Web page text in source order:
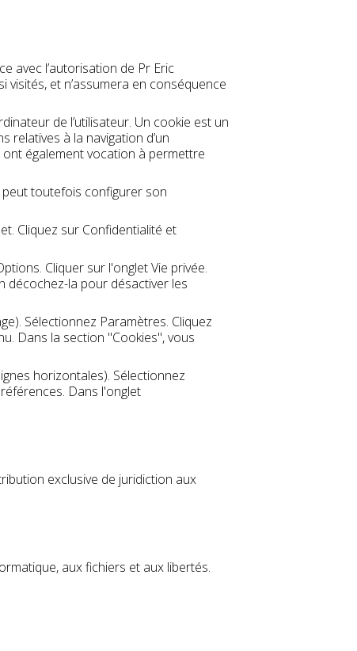
avec l’autorisation de Pr Eric
visités, et n’assumera en conséquence
de l’utilisateur. Un cookie est un
relatives à la navigation d’un
également vocation à permettre
peut toutefois configurer son
Cliquez sur Confidentialité et
Cliquer sur l'onglet Vie privée.
décochez-la pour désactiver les
Sélectionnez Paramètres. Cliquez
Dans la section "Cookies", vous
horizontales). Sélectionnez
Dans l'onglet
exclusive de juridiction aux
aux fichiers et aux libertés.